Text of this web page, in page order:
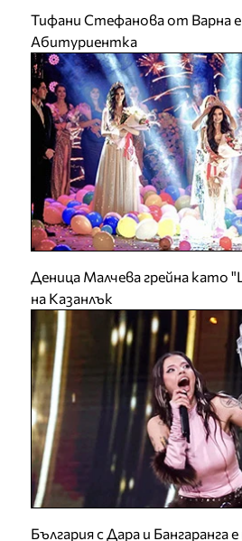
Тифани Стефанова от Варна
Абитуриентка
Деница Малчева грейна като
на Казанлък
България с Дара и Бангаранга